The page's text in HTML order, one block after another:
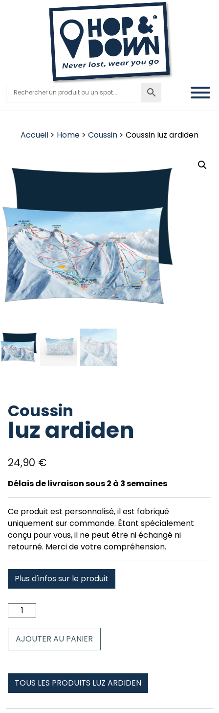
Accueil > Home > Coussin > Coussin luz ardiden
Coussin
luz ardiden
24,90 €
Délais de livraison sous 2 à 3 semaines
Ce produit est personnalisé, il est fabriqué
uniquement sur commande. Étant spécialement
conçu pour vous, il ne peut être ni échangé ni
retourné. Merci de votre compréhension.
Plus d'infos sur le produit
quantité
de
luzAJOUTER AU PANIER
TOUS LES PRODUITS LUZ ARDIDEN